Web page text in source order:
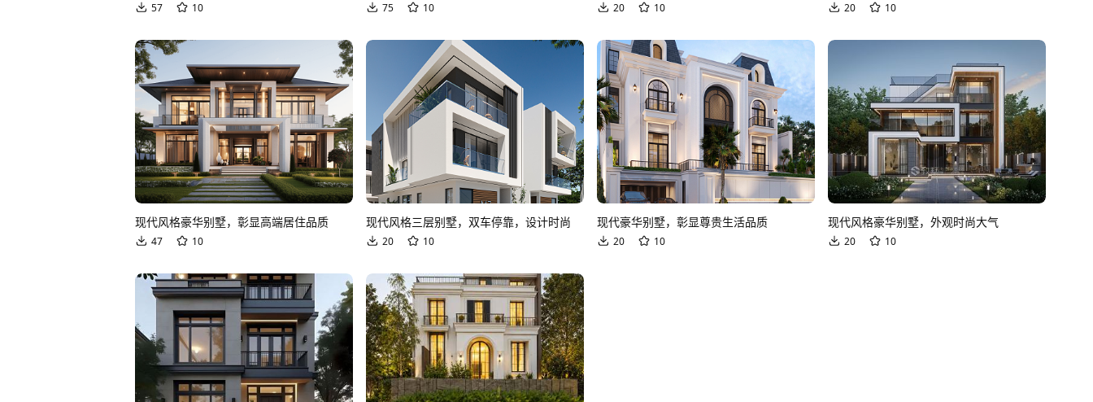
57 10 75 10 20 10 20 10
现代风格豪华别墅，彰显高端居住品质
47 10
现代风格三层别墅，双车停靠，设计时尚
20 10
现代豪华别墅，彰显尊贵生活品质
20 10
现代风格豪华别墅，外观时尚大气
20 10